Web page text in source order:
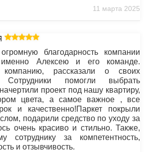
11 марта 2025
благодарность компании
Алексею и его команде.
рассказали о своих
Сотрудники помогли выбрать
проект под нашу квартиру,
цвета, а самое важное , все
и качественно!Паркет покрыли
подарили средство по уходу за
очень красиво и стильно. Также,
сотруднику за компетентность,
и отзывчивость.